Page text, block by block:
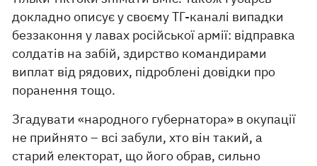
докладно описує у своєму ТГ-каналі випадки
беззаконня у лавах російської армії: відправка
солдатів на забій, здирство командирами
виплат від рядових, підроблені довідки про
поранення тощо.
Згадувати «народного губернатора» в окупації
не прийнято – всі забули, хто він такий, а
старий електорат, що його обрав, сильно